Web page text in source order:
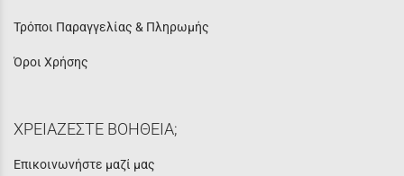
Τρόποι Παραγγελίας & Πληρωμής
Όροι Χρήσης
ΧΡΕΙΑΖΕΣΤΕ ΒΟΗΘΕΙΑ;
Επικοινωνήστε μαζί μας